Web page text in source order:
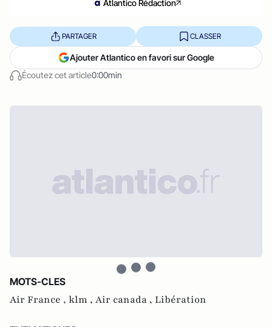
Atlantico Rédaction
Écoutez cet article0:00min
PARTAGER CLASSER
Ajouter Atlantico en favori sur Google
MOTS-CLES
Air France , klm , Air canada , Libération